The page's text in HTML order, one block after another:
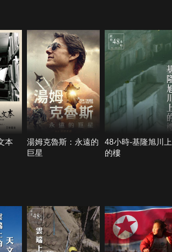
本
湯姆克魯斯：永遠的
巨星
48小時-基隆旭川上
的樓